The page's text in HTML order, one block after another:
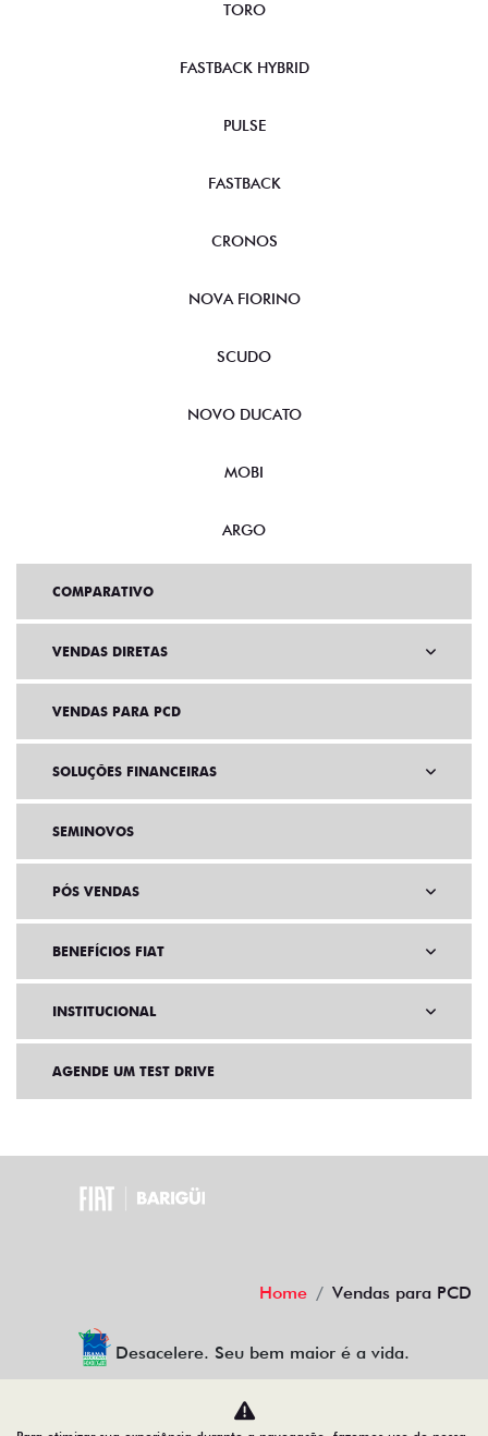
TORO
FASTBACK HYBRID
PULSE
FASTBACK
CRONOS
NOVA FIORINO
SCUDO
NOVO DUCATO
MOBI
ARGO
COMPARATIVO
VENDAS DIRETAS
VENDAS PARA PCD
SOLUÇÕES FINANCEIRAS
SEMINOVOS
PÓS VENDAS
BENEFÍCIOS FIAT
INSTITUCIONAL
AGENDE UM TEST DRIVE
Home Vendas para PCD
Desacelere. Seu bem maior é a vida.